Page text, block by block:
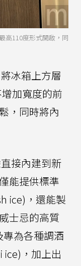
高110度形式開啟，同
冰箱上方層
加寬度的前
，同時將內
接內建到新
能提供標準
ice)，還能製
士忌的高質
專為各種調酒
ice)，加上出